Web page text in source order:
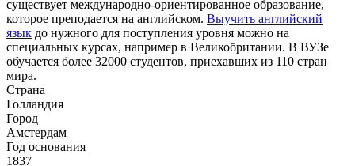
существует международно-ориентированное образование,
которое преподается на английском. Выучить английский
язык до нужного для поступления уровня можно на
специальных курсах, например в Великобритании. В ВУЗе
обучается более 32000 студентов, приехавших из 110 стран
мира.
Страна
Голландия
Город
Амстердам
Год основания
1837